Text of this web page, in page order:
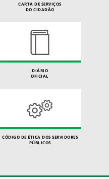
CARTA DE SERVIÇOS
DO CIDADÃO
DIÁRIO
OFICIAL
CÓDIGO DE ÉTICA DOS SERVIDORES
PÚBLICOS